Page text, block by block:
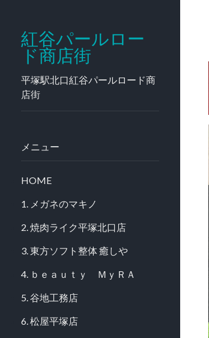
紅谷パールロー
ド商店街
平塚駅北口紅谷パールロード商
店街
メニュー
HOME
1. メガネのマキノ
2. 焼肉ライク平塚北口店
3. 東方ソフト整体 癒しや
4. ｂｅａｕｔｙ ＭｙＲＡ
5. 谷地工務店
6. 松屋平塚店